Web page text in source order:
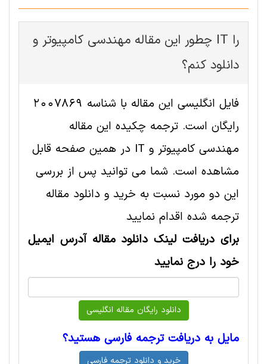
چطور این مقاله مهندسی کامپیوتر و IT را
دانلود کنم؟
فایل انگلیسی این مقاله با شناسه 2007869
رایگان است. ترجمه چکیده این مقاله
مهندسی کامپیوتر و IT در همین صفحه قابل
مشاهده است. شما می توانید پس از بررسی
این دو مورد نسبت به خرید و دانلود مقاله
ترجمه شده اقدام نمایید
برای دریافت لینک دانلود مقاله آدرس ایمیل
خود را درج نمایید
مایل به دریافت ترجمه فارسی هستید؟